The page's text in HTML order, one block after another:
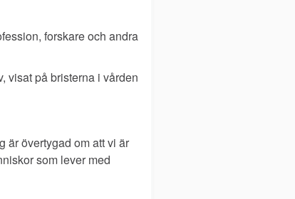
forskare och andra
visat på bristerna i vården
är övertygad om att vi är
som lever med